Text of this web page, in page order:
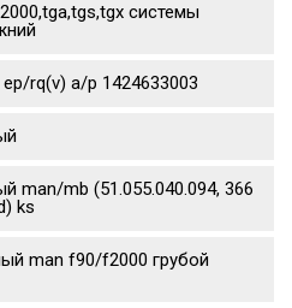
системы
rq(v) a/p 1424633003
man/mb (51.055.040.094, 366
ks
man f90/f2000 грубой